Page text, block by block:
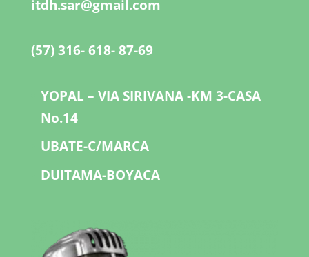
itdh.sar@gmail.com
(57) 316- 618- 87-69
YOPAL – VIA SIRIVANA -KM 3-CASA
No.14
UBATE-C/MARCA
DUITAMA-BOYACA